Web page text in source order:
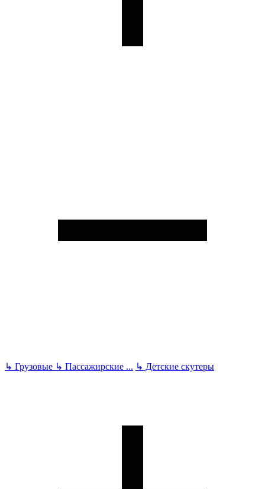
↳ Грузовые ↳ Пассажирские ... ↳ Детские скутеры